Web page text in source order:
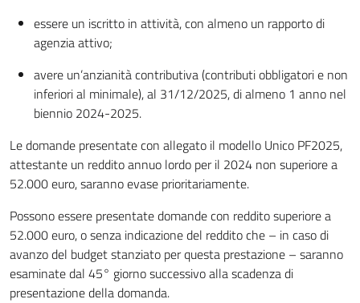
essere un iscritto in attività, con almeno un rapporto di
agenzia attivo;
avere un’anzianità contributiva (contributi obbligatori e non
inferiori al minimale), al 31/12/2025, di almeno 1 anno nel
biennio 2024-2025.
Le domande presentate con allegato il modello Unico PF2025,
attestante un reddito annuo lordo per il 2024 non superiore a
52.000 euro, saranno evase prioritariamente.
Possono essere presentate domande con reddito superiore a
52.000 euro, o senza indicazione del reddito che – in caso di
avanzo del budget stanziato per questa prestazione – saranno
esaminate dal 45° giorno successivo alla scadenza di
presentazione della domanda.